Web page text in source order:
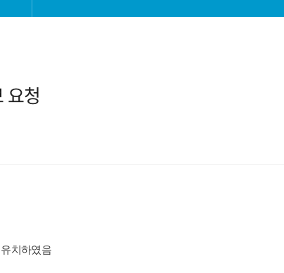
요청
치하였음